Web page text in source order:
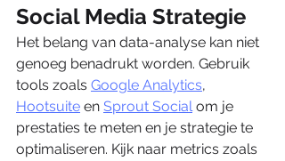
Social Media Strategie
Het belang van data-analyse kan niet
genoeg benadrukt worden. Gebruik
tools zoals Google Analytics,
Hootsuite en Sprout Social om je
prestaties te meten en je strategie te
optimaliseren. Kijk naar metrics zoals